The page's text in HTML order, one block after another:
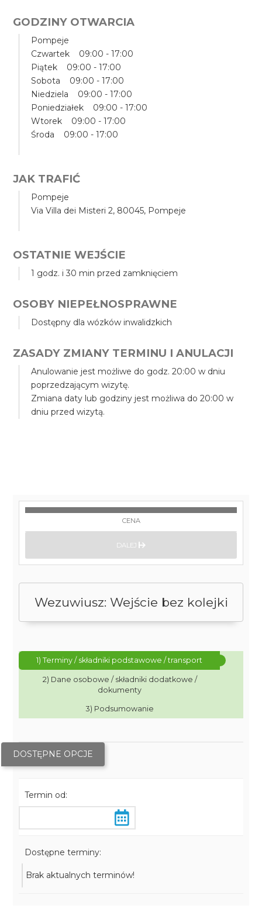
GODZINY OTWARCIA
Pompeje
Czwartek 09:00 - 17:00
Piątek 09:00 - 17:00
Sobota 09:00 - 17:00
Niedziela 09:00 - 17:00
Poniedziałek 09:00 - 17:00
Wtorek 09:00 - 17:00
Środa 09:00 - 17:00
JAK TRAFIĆ
Pompeje
Via Villa dei Misteri 2, 80045, Pompeje
OSTATNIE WEJŚCIE
1 godz. i 30 min przed zamknięciem
OSOBY NIEPEŁNOSPRAWNE
Dostępny dla wózków inwalidzkich
ZASADY ZMIANY TERMINU I ANULACJI
Anulowanie jest możliwe do godz. 20:00 w dniu
poprzedzającym wizytę.
Zmiana daty lub godziny jest możliwa do 20:00 w
dniu przed wizytą.
Wezuwiusz: Wejście bez kolejki
1) Terminy / składniki podstawowe / transport
2) Dane osobowe / składniki dodatkowe /
dokumenty
3) Podsumowanie
DOSTĘPNE OPCJE
Termin od:
Dostępne terminy:
Brak aktualnych terminów!
CENA
DALEJ